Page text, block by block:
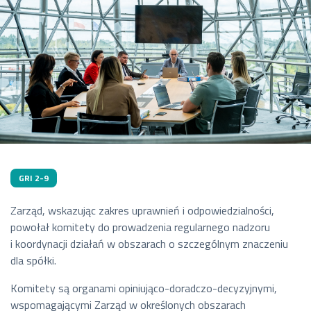
Andrzej Zienkiewicz
- Wiceprezes Zarządu
Eryk Kłossowski - Prezes
Zarządu
Jarosław Brysiewicz
- Wiceprezes Zarządu
Tomasz Sikorski - Wiceprezes
Włodzimierz Mucha
Andrzej Zienkiewicz
- Wiceprezes Zarządu
od 20 września
Zarządu
GRI 2-9
Zarząd, wskazując zakres uprawnień i odpowiedzialności,
powołał komitety do prowadzenia regularnego nadzoru
i koordynacji działań w obszarach o szczególnym znaczeniu
dla spółki.
Komitety są organami opiniująco-doradczo-decyzyjnymi,
wspomagającymi Zarząd w określonych obszarach